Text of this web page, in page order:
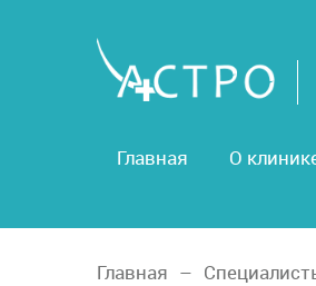
Главная О
Главная